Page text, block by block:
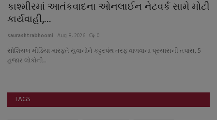
કાશ્મીરમાં આતંકવાદના ઓનલાઈન નેટવર્ક સામે મોટી
કાર્યવાહી,...
saurashtrabhoomi Aug 8, 2026 0
સોશિયલ મીડિયા મારફતે યુવાનોને કટ્ટરપંથ તરફ વાળવાના પ્રયાસની તપાસ, 5
હજાર લોકોની...
TAGS